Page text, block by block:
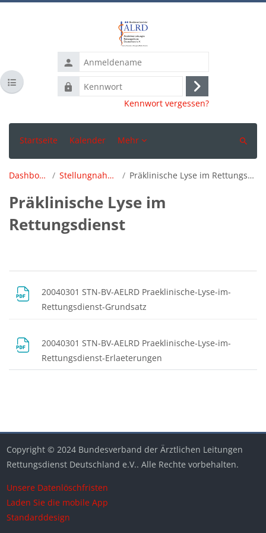
Anmeldename
Kennwort
Anmelden
Kennwort vergessen?
Startseite Kalender Mehr
Suchen
Kursindex öffnen
Dashboard Stellungnahmen Präklinische Lyse im Rettungsdienst
Präklinische Lyse im
Rettungsdienst
Blöcke
Abschnittsübersicht
20040301 STN-BV-AELRD Praeklinische-Lyse-im-
Rettungsdienst-Grundsatz
20040301 STN-BV-AELRD Praeklinische-Lyse-im-
Rettungsdienst-Erlaeterungen
Blöcke
Blöcke
Blöcke
Blöcke
Copyright © 2024 Bundesverband der Ärztlichen Leitungen
Rettungsdienst Deutschland e.V.. Alle Rechte vorbehalten.
Unsere Datenlöschfristen
Laden Sie die mobile App
Standarddesign